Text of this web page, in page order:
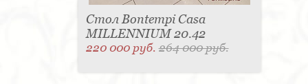
Стол Bontempi Casa
MILLENNIUM 20.42
220 000 руб.264 000 руб.